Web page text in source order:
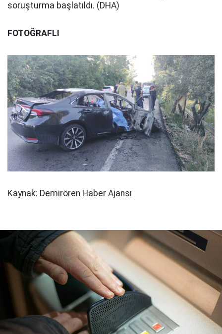
soruşturma başlatıldı. (DHA)
FOTOĞRAFLI
Kaynak: Demirören Haber Ajansı